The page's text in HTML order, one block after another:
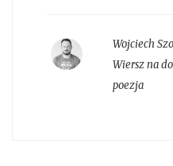
Wojciech
Wiersz na
poezja